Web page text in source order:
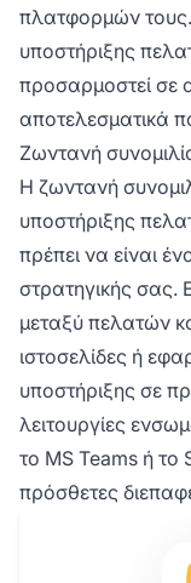
πλατφορμών
υποστήριξης
προσαρμοστεί σε
αποτελεσματικά
Ζωντανή
Η ζωντανή
υποστήριξης
πρέπει να είναι
στρατηγικής σας.
μεταξύ πελατών
ιστοσελίδες ή
υποστήριξης σε
λειτουργίες
το MS Teams ή το
πρόσθετες